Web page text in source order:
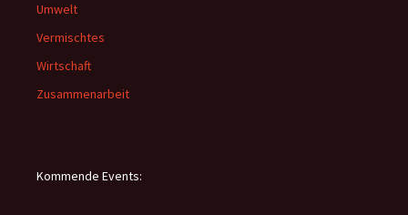
Umwelt
Vermischtes
Wirtschaft
Zusammenarbeit
Kommende Events: